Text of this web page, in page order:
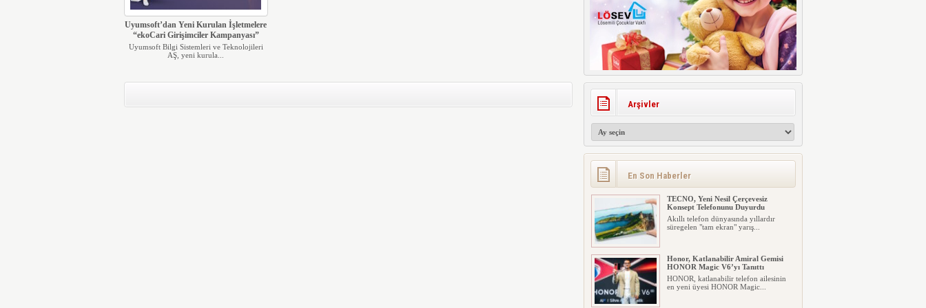
Uyumsoft’dan Yeni Kurulan İşletmelere
“ekoCari Girişimciler Kampanyası”
Uyumsoft Bilgi Sistemleri ve Teknolojileri
AŞ, yeni kurula...
Arşivler
En Son Haberler
TECNO, Yeni Nesil Çerçevesiz
Konsept Telefonunu Duyurdu
Akıllı telefon dünyasında yıllardır
süregelen "tam ekran" yarış...
Honor, Katlanabilir Amiral Gemisi
HONOR Magic V6’yı Tanıttı
HONOR, katlanabilir telefon ailesinin
en yeni üyesi HONOR Magic...